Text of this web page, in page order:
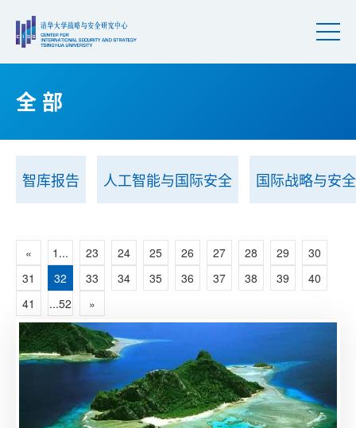
全 部
智库报告 人工智能与国际安全 国际战略与安
« 1... 23 24 25 26 27 28 29
30
31
32 33 34 35 36 37 38 39
40
41
...52 »